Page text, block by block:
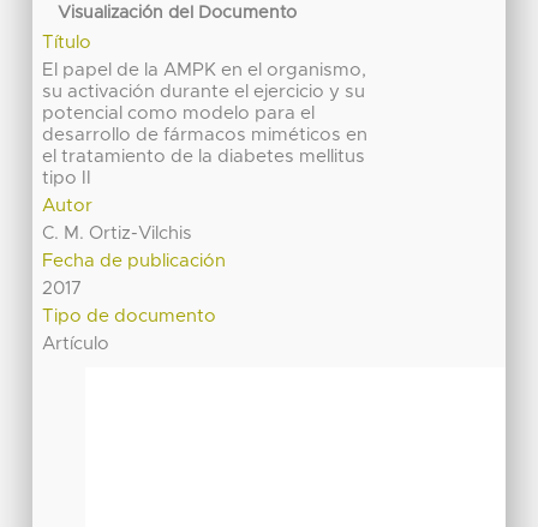
Visualización del Documento
Título
El papel de la AMPK en el organismo,
su activación durante el ejercicio y su
potencial como modelo para el
desarrollo de fármacos miméticos en
el tratamiento de la diabetes mellitus
tipo II
Autor
C. M. Ortiz-Vilchis
Fecha de publicación
2017
Tipo de documento
Artículo